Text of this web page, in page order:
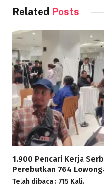
Related Posts
1.900 Pencari Kerja
Perebutkan 764
Telah dibaca : 715 Kali.